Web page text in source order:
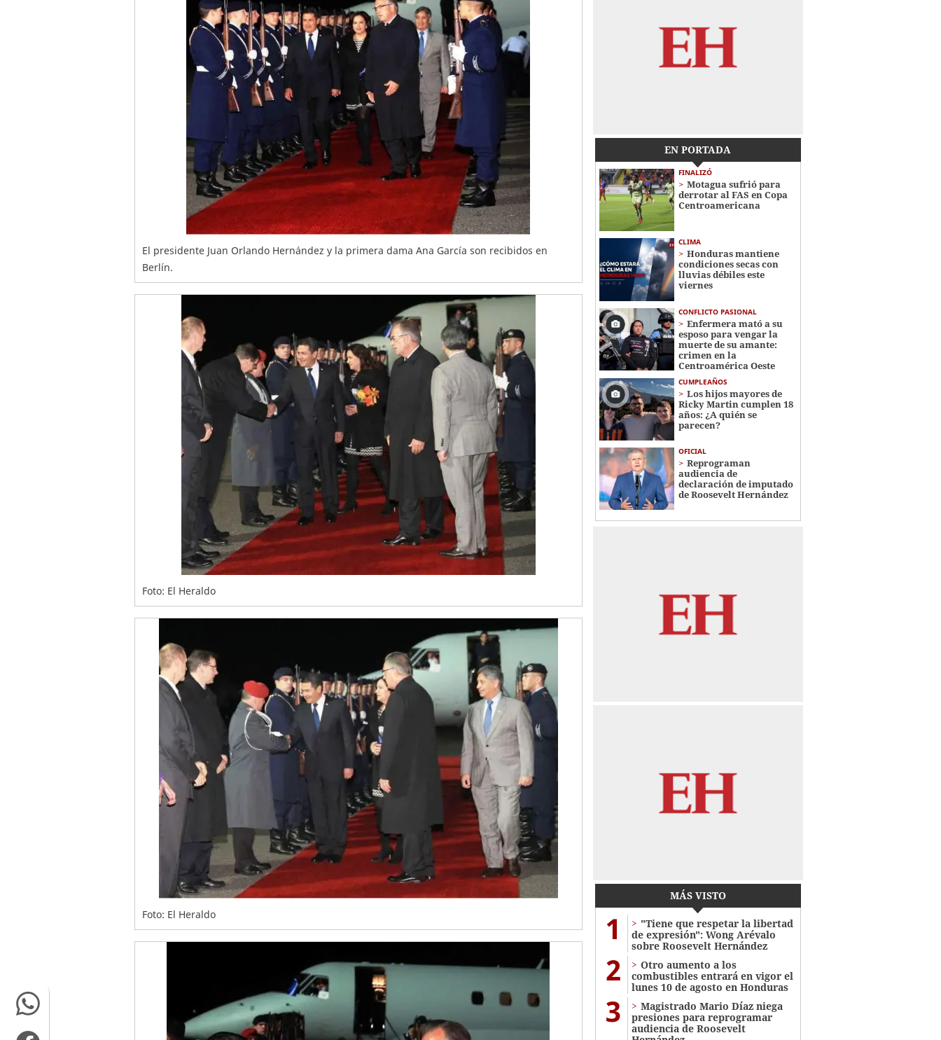
El presidente Juan Orlando Hernández y la primera dama Ana García son recibidos en
Berlín.
Foto: El Heraldo
Foto: El Heraldo
EN PORTADA
FINALIZÓ
Motagua sufrió para
derrotar al FAS en Copa
Centroamericana
CLIMA
Honduras mantiene
condiciones secas con
lluvias débiles este
viernes
CONFLICTO PASIONAL
Enfermera mató a su
esposo para vengar la
muerte de su amante:
crimen en la
Centroamérica Oeste
CUMPLEAÑOS
Los hijos mayores de
Ricky Martin cumplen 18
años: ¿A quién se
parecen?
OFICIAL
Reprograman
audiencia de
declaración de imputado
de Roosevelt Hernández
MÁS VISTO
1
"Tiene que respetar la libertad
de expresión": Wong Arévalo
sobre Roosevelt Hernández
2
Otro aumento a los
combustibles entrará en vigor el
lunes 10 de agosto en Honduras
3
Magistrado Mario Díaz niega
presiones para reprogramar
audiencia de Roosevelt